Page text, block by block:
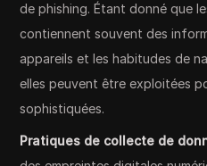
de phishing. Étant donné que
contiennent souvent des
appareils et les habitudes de
elles peuvent être exploitées
sophistiquées.
Pratiques de collecte de